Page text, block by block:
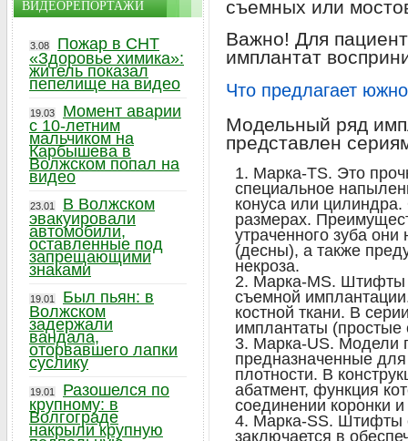
съемных или
Важно! Для
имплантат
Что предлагает
Модельный ряд
представлен
Марка-TS. Это
специальное
конуса или
размерах.
утраченного зуба
(десны), а также
некроза.
Марка-MS. Штифты
съемной
костной ткани. В
имплантаты (простые
Марка-US. Модели
предназначенные для
плотности. В
абатмент, функция
соединении коронки
Марка-SS. Штифты
заключается в
ВИДЕОРЕПОРТАЖИ
3.08
Пожар в СНТ
«Здоровье химика»:
житель показал
пепелище на видео
19.03
Момент аварии
с 10-летним
мальчиком на
Карбышева в
Волжском попал на
видео
23.01
В Волжском
эвакуировали
автомобили,
оставленные под
запрещающими
знаками
19.01
Был пьян: в
Волжском
задержали
вандала,
оторвавшего лапки
суслику
19.01
Разошелся по
крупному: в
Волгограде
накрыли крупную